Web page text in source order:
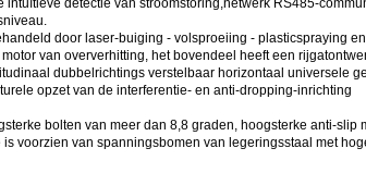
detectie van stroomstoring,netwerk RS485-
door laser-buiging - volsproeiing - plasticspraying
van oververhitting, het bovendeel heeft een
dubbelrichtings verstelbaar horizontaal universele
opzet van de interferentie- en anti-dropping-inrichting
bolten van meer dan 8,8 graden, hoogsterke anti-
voorzien van spanningsbomen van legeringsstaal met